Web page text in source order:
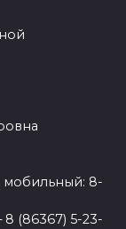
мобильный: 8-
(86367) 5-23-